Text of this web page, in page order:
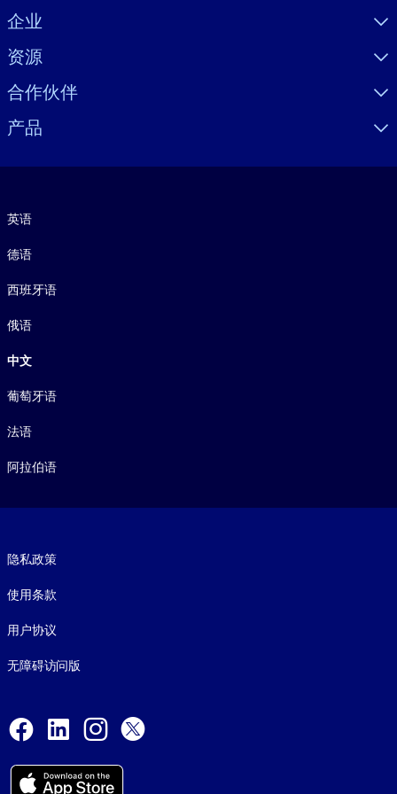
Visually hidden Text
企业
资源
合作伙伴
产品
英语
德语
西班牙语
俄语
中文
葡萄牙语
法语
阿拉伯语
隐私政策
使用条款
用户协议
无障碍访问版
Facebook
LinkedInInstagram